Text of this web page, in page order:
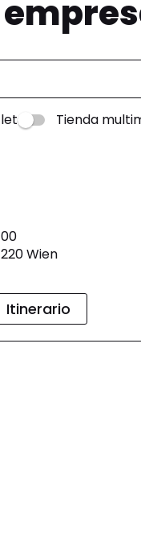
Tienda
Wien
Itinerario